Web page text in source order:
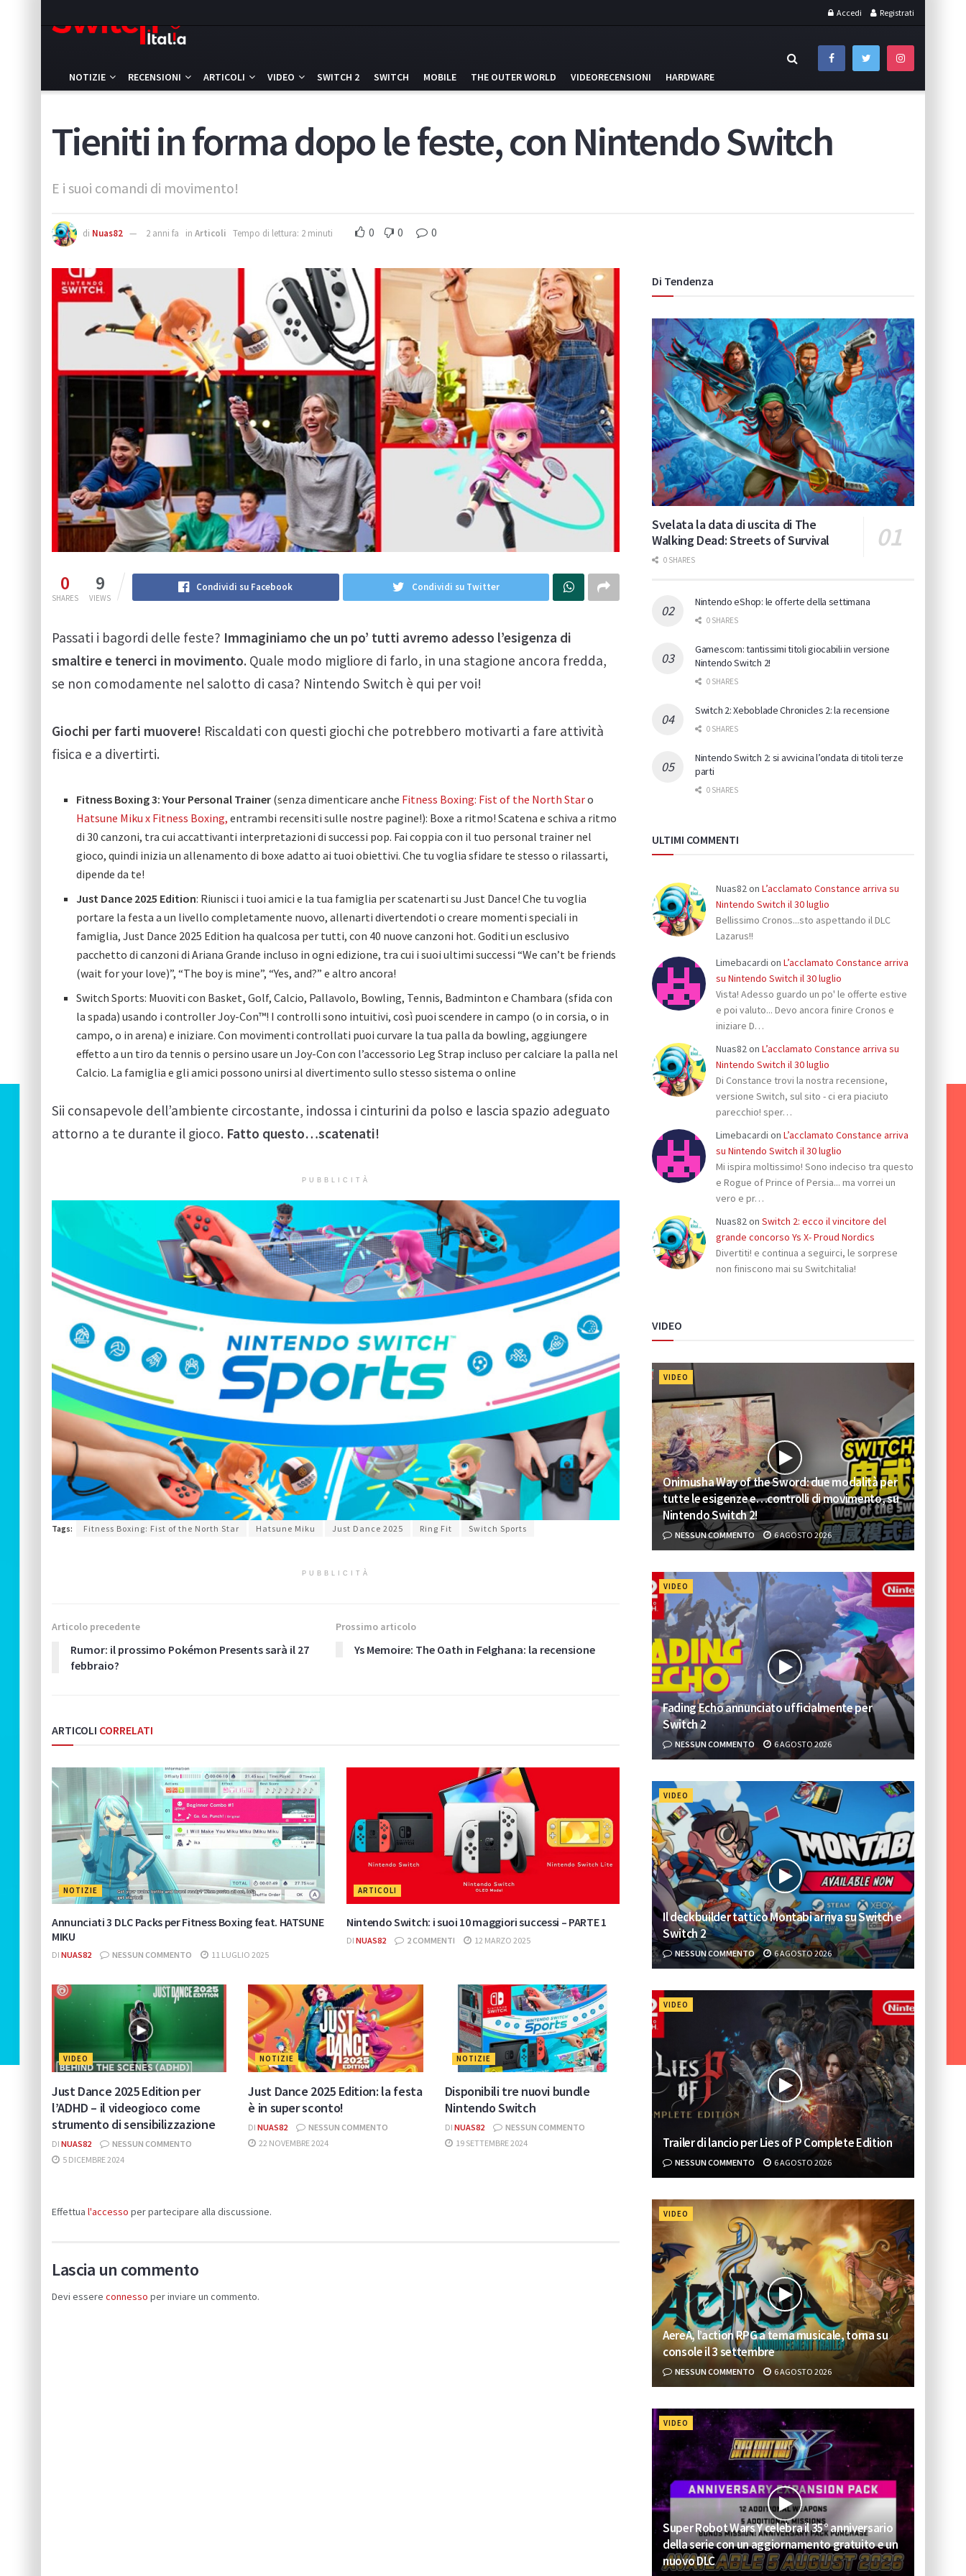
Accedi Registrati
NOTIZIE RECENSIONI ARTICOLI VIDEO SWITCH 2 SWITCH MOBILE THE OUTER WORLD VIDEORECENSIONI HARDWARE
Tieniti in forma dopo le feste, con Nintendo Switch
E i suoi comandi di movimento!
di Nuas82 2 anni fa in Articoli Tempo di lettura: 2 minuti 0 0 0
0
SHARES
9
VIEWS
Condividi su Facebook Condividi su Twitter
Passati i bagordi delle feste? Immaginiamo che un po’ tutti avremo adesso l’esigenza di
smaltire e tenerci in movimento. Quale modo migliore di farlo, in una stagione ancora fredda,
se non comodamente nel salotto di casa? Nintendo Switch è qui per voi!
Giochi per farti muovere! Riscaldati con questi giochi che potrebbero motivarti a fare attività
fisica e a divertirti.
Fitness Boxing 3: Your Personal Trainer (senza dimenticare anche Fitness Boxing: Fist of the North Staro
Hatsune Miku x Fitness Boxing, entrambi recensiti sulle nostre pagine!): Boxe a ritmo! Scatena e schiva a ritmo
di 30 canzoni, tra cui accattivanti interpretazioni di successi pop. Fai coppia con il tuo personal trainer nel
gioco, quindi inizia un allenamento di boxe adatto ai tuoi obiettivi. Che tu voglia sfidare te stesso o rilassarti,
dipende da te!
Just Dance 2025 Edition: Riunisci i tuoi amici e la tua famiglia per scatenarti su Just Dance! Che tu voglia
portare la festa a un livello completamente nuovo, allenarti divertendoti o creare momenti speciali in
famiglia, Just Dance 2025 Edition ha qualcosa per tutti, con 40 nuove canzoni hot. Goditi un esclusivo
pacchetto di canzoni di Ariana Grande incluso in ogni edizione, tra cui i suoi ultimi successi “We can’t be friends
(wait for your love)”, “The boy is mine”, “Yes, and?” e altro ancora!
Switch Sports: Muoviti con Basket, Golf, Calcio, Pallavolo, Bowling, Tennis, Badminton e Chambara (sfida con
la spada) usando i controller Joy-Con™! I controlli sono intuitivi, così puoi scendere in campo (o in corsia, o in
campo, o in arena) e iniziare. Con movimenti controllati puoi curvare la tua palla da bowling, aggiungere
effetto a un tiro da tennis o persino usare un Joy-Con con l’accessorio Leg Strap incluso per calciare la palla nel
Calcio. La famiglia e gli amici possono unirsi al divertimento sullo stesso sistema o online
Sii consapevole dell’ambiente circostante, indossa i cinturini da polso e lascia spazio adeguato
attorno a te durante il gioco. Fatto questo…scatenati!
PUBBLICITÀ
Tags: Fitness Boxing: Fist of the North Star Hatsune Miku Just Dance 2025 Ring Fit Switch Sports
PUBBLICITÀ
Articolo precedente
Rumor: il prossimo Pokémon Presents sarà il 27
febbraio?
Prossimo articolo
Ys Memoire: The Oath in Felghana: la recensione
ARTICOLI CORRELATI
NOTIZIE
Annunciati 3 DLC Packs per Fitness Boxing feat. HATSUNE
MIKU
DI NUAS82 NESSUN COMMENTO 11 LUGLIO 2025
ARTICOLI
Nintendo Switch: i suoi 10 maggiori successi – PARTE 1
DI NUAS82 2 COMMENTI 12 MARZO 2025
VIDEO
Just Dance 2025 Edition per
l’ADHD – il videogioco come
strumento di sensibilizzazione
DI NUAS82
NESSUN COMMENTO
5 DICEMBRE 2024
NOTIZIE
Just Dance 2025 Edition: la festa
è in super sconto!
DI NUAS82
NESSUN COMMENTO
22 NOVEMBRE 2024
NOTIZIE
Disponibili tre nuovi bundle
Nintendo Switch
DI NUAS82
NESSUN COMMENTO
19 SETTEMBRE 2024
Effettua l'accesso per partecipare alla discussione.
Lascia un commento
Devi essere connesso per inviare un commento.
Di Tendenza
Svelata la data di uscita di The
Walking Dead: Streets of Survival
0 SHARES
Nintendo eShop: le offerte della settimana
0 SHARES
Gamescom: tantissimi titoli giocabili in versione
Nintendo Switch 2!
0 SHARES
Switch 2: Xeboblade Chronicles 2: la recensione
0 SHARES
Nintendo Switch 2: si avvicina l’ondata di titoli terze
parti
0 SHARES
ULTIMI COMMENTI
Nuas82on L’acclamato Constance arriva su
Nintendo Switch il 30 luglio
Bellissimo Cronos...sto aspettando il DLC
Lazarus!!
Limebacardi on L’acclamato Constance arriva
su Nintendo Switch il 30 luglio
Vista! Adesso guardo un po' le offerte estive
e poi valuto... Devo ancora finire Cronos e
iniziare D…
Nuas82on L’acclamato Constance arriva su
Nintendo Switch il 30 luglio
Di Constance trovi la nostra recensione,
versione Switch, sul sito - ci era piaciuto
parecchio! sper…
Limebacardi on L’acclamato Constance arriva
su Nintendo Switch il 30 luglio
Mi ispira moltissimo! Sono indeciso tra questo
e Rogue of Prince of Persia... ma vorrei un
vero e pr…
Nuas82on Switch 2: ecco il vincitore del
grande concorso Ys X- Proud Nordics
Divertiti! e continua a seguirci, le sorprese
non finiscono mai su Switchitalia!
VIDEO
VIDEO
Onimusha Way of the Sword: due modalità per
tutte le esigenze e…controlli di movimento, su
Nintendo Switch 2!
NESSUN COMMENTO 6 AGOSTO 2026
VIDEO
Fading Echo annunciato ufficialmente per
Switch 2
NESSUN COMMENTO 6 AGOSTO 2026
VIDEO
Il deckbuilder tattico Montabi arriva su Switch e
Switch 2
NESSUN COMMENTO 6 AGOSTO 2026
VIDEO
Trailer di lancio per Lies of P Complete Edition
NESSUN COMMENTO 6 AGOSTO 2026
VIDEO
AereA, l’action RPG a tema musicale, torna su
console il 3 settembre
NESSUN COMMENTO 6 AGOSTO 2026
VIDEO
Super Robot Wars Y celebra il 35° anniversario
della serie con un aggiornamento gratuito e un
nuovo DLC